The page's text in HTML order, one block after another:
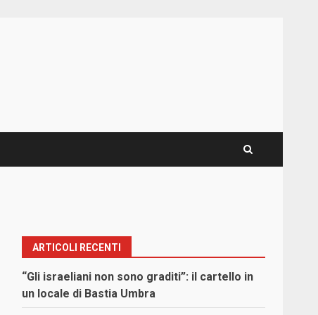
ARTICOLI RECENTI
“Gli israeliani non sono graditi”: il cartello in
un locale di Bastia Umbra